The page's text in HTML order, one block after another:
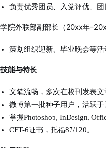
负责优秀团员、入党评优、
学院外联部副部长（20xx年
策划组织迎新、毕业晚会等活
技能与特长
文笔流畅，多次在校刊发表
微博第一批种子用户，活跃
掌握Photoshop, InDesign,
CET-6证书，托福87/120。